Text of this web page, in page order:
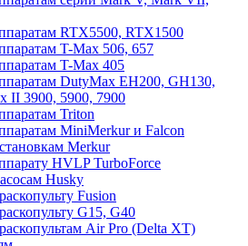
RTX5500, RTX1500
T-Max 506, 657
T-Max 405
DutyMax EH200, GH130,
II 3900, 5900, 7900
Triton
MiniMerkur и Falcon
Merkur
HVLP TurboForce
Husky
Fusion
G15, G40
Air Pro (Delta XT)